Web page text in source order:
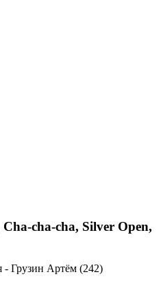
cha-cha, Silver Open,
- Грузин Артём (242)